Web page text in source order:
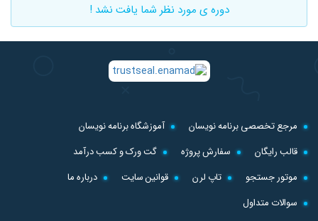
دوره ی مورد نظر شما یافت نشد !
مرجع تخصصی برنامه نویسان
آموزشگاه برنامه نویسان
قالب رایگان
سفارش پروژه
گت ورک و کسب درآمد
موتور جستجو
تاپ لرن قوانین سایت
درباره ما
سوالات متداول